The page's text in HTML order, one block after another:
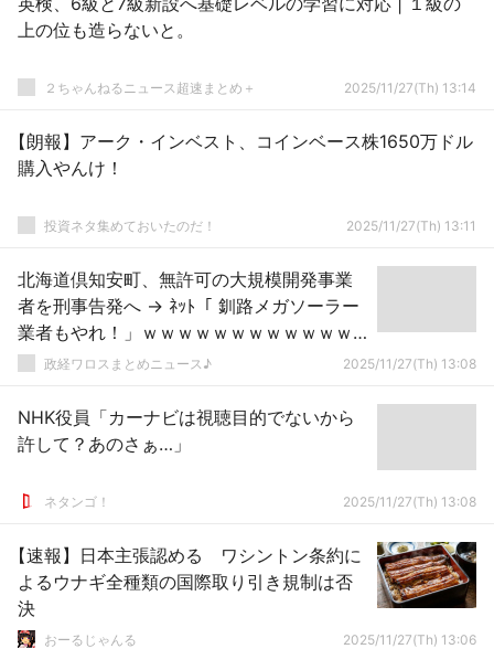
上の位も造らないと。
２ちゃんねるニュース超速まとめ＋ 2025/11/27(Th) 13:14
【朗報】アーク・インベスト、コインベース株1650万ドル
購入やんけ！
投資ネタ集めておいたのだ！ 2025/11/27(Th) 13:11
北海道倶知安町、無許可の大規模開発事業
者を刑事告発へ → ﾈｯﾄ「 釧路メガソーラー
業者もやれ！」ｗｗｗｗｗｗｗｗｗｗｗｗ
ｗｗ政経ワロスまとめニュース♪ 2025/11/27(Th) 13:08
NHK役員「カーナビは視聴目的でないから
許して？あのさぁ…」
ネタンゴ！ 2025/11/27(Th) 13:08
【速報】日本主張認める ワシントン条約に
よるウナギ全種類の国際取り引き規制は否
決
おーるじゃんる 2025/11/27(Th) 13:06